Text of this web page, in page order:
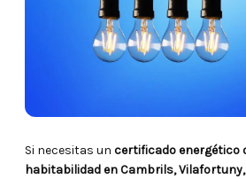
Si necesitas un certificado energético
habitabilidad en Cambrils,